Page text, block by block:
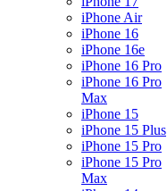
iPhone Air
iPhone 16
iPhone 16e
iPhone 16 Pro
iPhone 16 Pro
Max
iPhone 15
iPhone 15 Plus
iPhone 15 Pro
iPhone 15 Pro
Max